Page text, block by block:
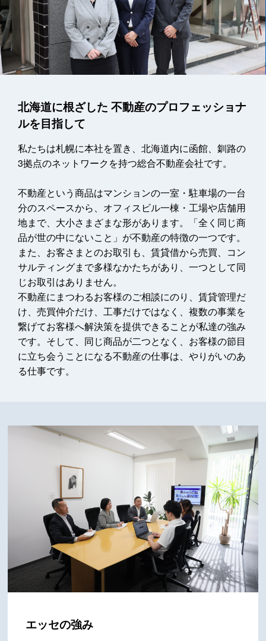
北海道に根ざした 不動産のプロフェッショナ
ルを目指して
私たちは札幌に本社を置き、北海道内に函館、釧路の
3拠点のネットワークを持つ総合不動産会社です。
不動産という商品はマンションの一室・駐車場の一台
分のスペースから、オフィスビル一棟・工場や店舗用
地まで、大小さまざまな形があります。「全く同じ商
品が世の中にないこと」が不動産の特徴の一つです。
また、お客さまとのお取引も、賃貸借から売買、コン
サルティングまで多様なかたちがあり、一つとして同
じお取引はありません。
不動産にまつわるお客様のご相談にのり、賃貸管理だ
け、売買仲介だけ、工事だけではなく、複数の事業を
繋げてお客様へ解決策を提供できることが私達の強み
です。そして、同じ商品が二つとなく、お客様の節目
に立ち会うことになる不動産の仕事は、やりがいのあ
る仕事です。
エッセの強み